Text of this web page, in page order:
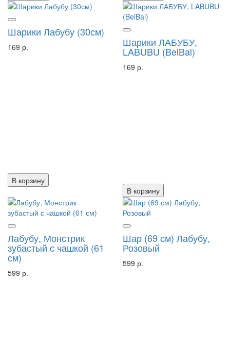
Шарики Лабубу (30см)
169 р.
В корзину
Шарики ЛАБУБУ,
LABUBU (BelBal)
169 р.
В корзину
Лабубу, Монстрик
зубастый с чашкой (61
см)
599 р.
Шар (69 см) Лабубу,
Розовый
599 р.